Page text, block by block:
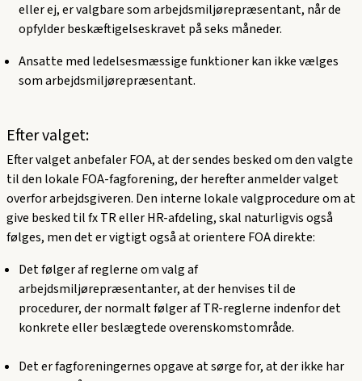
eller ej, er valgbare som arbejdsmiljørepræsentant, når de
opfylder beskæftigelseskravet på seks måneder.
Ansatte med ledelsesmæssige funktioner kan ikke vælges
som arbejdsmiljørepræsentant.
Efter valget:
Efter valget anbefaler FOA, at der sendes besked om den valgte
til den lokale FOA-fagforening, der herefter anmelder valget
overfor arbejdsgiveren. Den interne lokale valgprocedure om at
give besked til fx TR eller HR-afdeling, skal naturligvis også
følges, men det er vigtigt også at orientere FOA direkte:
Det følger af reglerne om valg af
arbejdsmiljørepræsentanter, at der henvises til de
procedurer, der normalt følger af TR-reglerne indenfor det
konkrete eller beslægtede overenskomstområde.
Det er fagforeningernes opgave at sørge for, at der ikke har